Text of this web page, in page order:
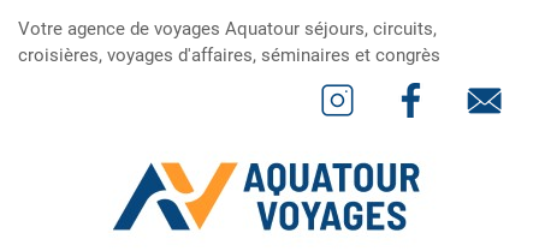
Votre agence de voyages Aquatour séjours, circuits,
croisières, voyages d'affaires, séminaires et congrès